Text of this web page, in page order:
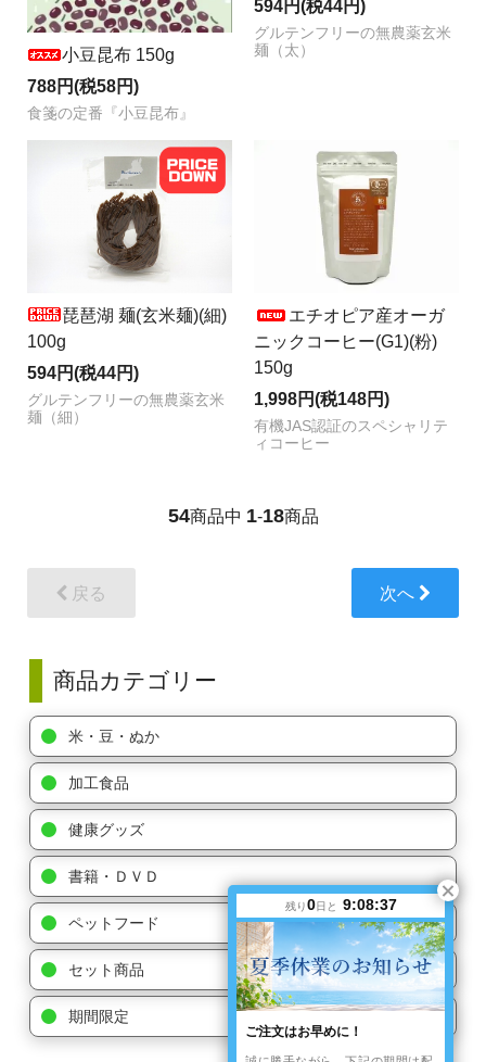
小豆昆布 150g
788円(税58円)
食箋の定番『小豆昆布』
594円(税44円)
グルテンフリーの無農薬玄米
麺（太）
琵琶湖 麺(玄米麺)(細)
100g
594円(税44円)
グルテンフリーの無農薬玄米
麺（細）
エチオピア産オーガ
ニックコーヒー(G1)(粉)
150g
1,998円(税148円)
有機JAS認証のスペシャリテ
ィコーヒー
54商品中 1-18商品
戻る 次へ
商品カテゴリー
米・豆・ぬか
加工食品
健康グッズ
書籍・ＤＶＤ
ペットフード
セット商品
期間限定
残り0日と 9:08:36
ご注文はお早めに！